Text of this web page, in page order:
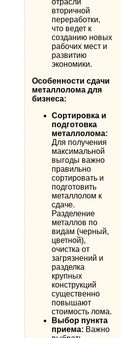
вторичной
переработки,
что ведет к
созданию новых
рабочих мест и
развитию
экономики.
Особенности сдачи
металлолома для
бизнеса:
Сортировка и
подготовка
металлолома:
Для получения
максимальной
выгоды важно
правильно
сортировать и
подготовить
металлолом к
сдаче.
Разделение
металлов по
видам (черный,
цветной),
очистка от
загрязнений и
разделка
крупных
конструкций
существенно
повышают
стоимость лома.
Выбор пункта
приема: Важно